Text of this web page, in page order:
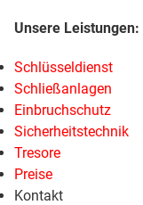
Schlüsseldienst
Schließanlagen
Einbruchschutz
Sicherheitstechnik
Tresore
Preise
Kontakt